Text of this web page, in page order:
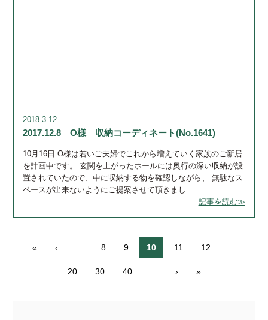
2018.3.12
2017.12.8 O様 収納コーディネート(No.1641)
10月16日 O様は若いご夫婦でこれから増えていく家族のご新居
を計画中です。 玄関を上がったホールには奥行の深い収納が設
置されていたので、中に収納する物を確認しながら、 無駄なス
ペースが出来ないようにご提案させて頂きまし…
記事を読む≫
« ‹ 8 9 10 11 12
20 30 40 › »